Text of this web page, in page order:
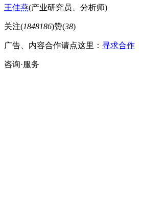
王佳燕(产业研究员、分析师)
关注(1848186)赞(38)
广告、内容合作请点这里： 寻求合作
咨询·服务